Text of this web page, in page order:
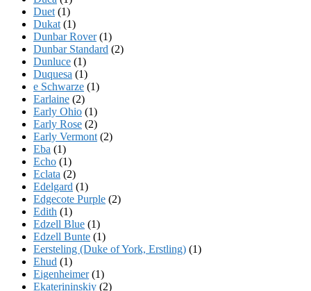
Duet (1)
Dukat (1)
Dunbar Rover(1)
Dunbar Standard (2)
Dunluce (1)
Duquesa (1)
e Schwarze (1)
Earlaine (2)
Early Ohio (1)
Early Rose (2)
Early Vermont (2)
Eba (1)
Echo (1)
Eclata (2)
Edelgard (1)
Edgecote Purple (2)
Edith (1)
Edzell Blue (1)
Edzell Bunte (1)
Eersteling (Duke of York, Erstling) (1)
Ehud (1)
Eigenheimer(1)
Ekaterininskiy (2)